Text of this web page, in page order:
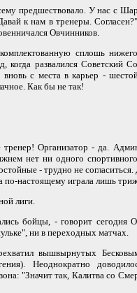
предшествовало. У нас с
к нам в тренеры.
Овчинников.
сплошь
развалился Советский
с места в карьер -
Как бы не так!
Организатор - да.
нет ни одного спортивного
- трудно не согласиться.
по-настоящему играла лишь
лиги.
бойцы, - говорит сегодня
ни в переходных матчах.
вышвырнутых
Неоднократно
"Значит так, Калитва со